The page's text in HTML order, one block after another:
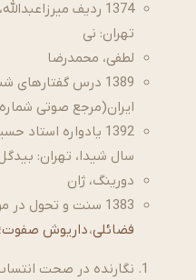
1374 ردیف
تهران: نی
لطفی، محمدرضا
1389 درس
ایران(مرجع صوتی شماره 1)
1392 یادواره
سال شیدا، تهران:
دورینگ، ژان
1383 سنت و تحول در موسیقی ایران، ترجمهٔ
فضائلی،داریوش صفوت
نگارنده در صحت